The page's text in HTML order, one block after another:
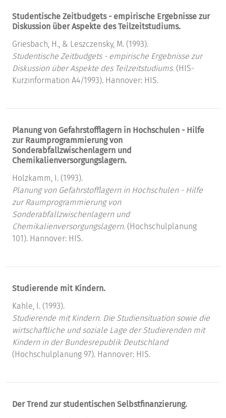
Studentische Zeitbudgets - empirische Ergebnisse zur
Diskussion über Aspekte des Teilzeitstudiums.
Griesbach, H., & Leszczensky, M. (1993).
Studentische Zeitbudgets - empirische Ergebnisse zur
Diskussion über Aspekte des Teilzeitstudiums. (HIS-
Kurzinformation A4/1993). Hannover: HIS.
Planung von Gefahrstofflagern in Hochschulen - Hilfe
zur Raumprogrammierung von
Sonderabfallzwischenlagern und
Chemikalienversorgungslagern.
Holzkamm, I. (1993).
Planung von Gefahrstofflagern in Hochschulen - Hilfe
zur Raumprogrammierung von
Sonderabfallzwischenlagern und
Chemikalienversorgungslagern. (Hochschulplanung
101). Hannover: HIS.
Studierende mit Kindern.
Kahle, I. (1993).
Studierende mit Kindern. Die Studiensituation sowie die
wirtschaftliche und soziale Lage der Studierenden mit
Kindern in der Bundesrepublik Deutschland
(Hochschulplanung 97). Hannover: HIS.
Der Trend zur studentischen Selbstfinanzierung.